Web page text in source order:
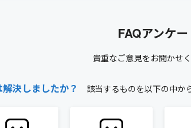
FAQアンケー
貴重なご意見をお聞かせく
決しましたか？ 該当するものを以下の中か